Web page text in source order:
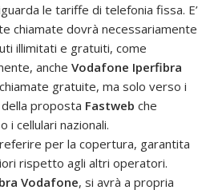
le tariffe di telefonia fissa. E’
chiamate dovrà necessariamente
illimitati e gratuiti, come
ancheVodafone Iperfibra
gratuite, ma solo verso i
proposta Fastweb che
i cellulari nazionali.
per la copertura, garantita
rispetto agli altri operatori.
Vodafone, si avrà a propria